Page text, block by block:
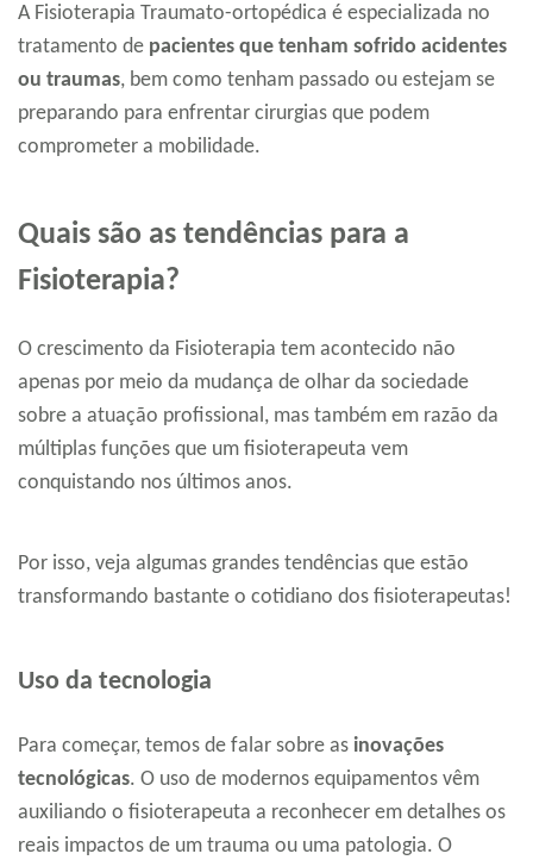
A Fisioterapia Traumato-ortopédica é especializada no
tratamento de pacientes que tenham sofrido acidentes
ou traumas, bem como tenham passado ou estejam se
preparando para enfrentar cirurgias que podem
comprometer a mobilidade.
Quais são as tendências para a
Fisioterapia?
O crescimento da Fisioterapia tem acontecido não
apenas por meio da mudança de olhar da sociedade
sobre a atuação profissional, mas também em razão da
múltiplas funções que um fisioterapeuta vem
conquistando nos últimos anos.
Por isso, veja algumas grandes tendências que estão
transformando bastante o cotidiano dos fisioterapeutas!
Uso da tecnologia
Para começar, temos de falar sobre as inovações
tecnológicas. O uso de modernos equipamentos vêm
auxiliando o fisioterapeuta a reconhecer em detalhes os
reais impactos de um trauma ou uma patologia. O